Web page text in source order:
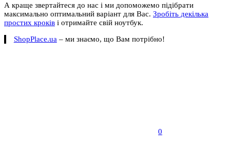
А краще звертайтеся до нас і ми допоможемо підібрати
максимально оптимальний варіант для Вас. Зробіть декілька
простих кроків і отримайте свій ноутбук.
ShopPlace.ua – ми знаємо, що Вам потрібно!
0